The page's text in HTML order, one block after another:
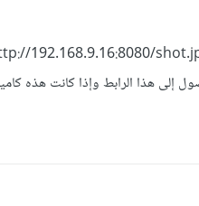
إلى هذا الرابط وإذا كانت هذه